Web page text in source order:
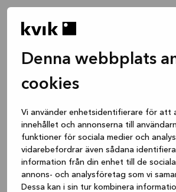
Denna webbplats
cookies
Vi använder enhetsidentifierare för att
innehållet och annonserna till
funktioner för sociala medier och
vidarebefordrar även sådana
information från din enhet till de
annons- och analysföretag som vi
Dessa kan i sin tur kombinera